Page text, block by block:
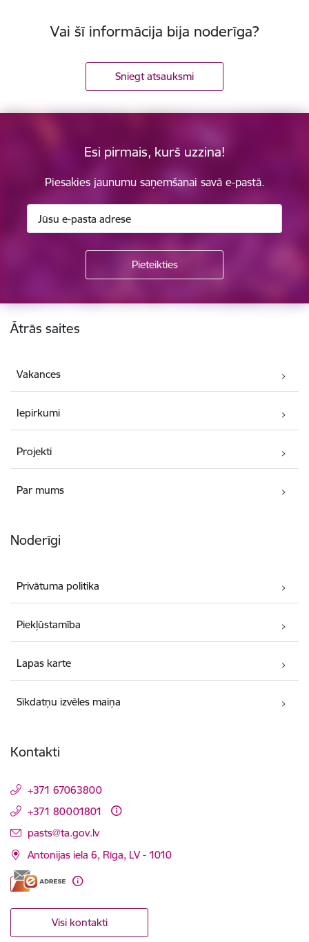
Vai šī informācija bija noderīga?
Sniegt atsauksmi
Esi pirmais, kurš uzzina!
Piesakies jaunumu saņemšanai savā e-pastā.
Kājene
Ātrās saites
Vakances
Iepirkumi
Projekti
Par mums
Noderīgi
Privātuma politika
Piekļūstamība
Lapas karte
Sīkdatņu izvēles maiņa
Kontakti
+371 67063800
+371 80001801
E-pasts:
pasts@ta.gov.lv
Antonijas iela 6, Rīga, LV - 1010
Visi kontakti